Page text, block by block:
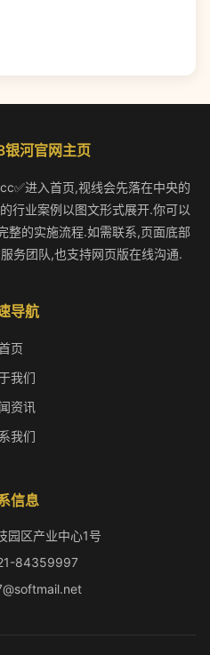
河官网主页
进入首页,视线会先落在中央的
行业案例以图文形式展开.你可以
整的实施流程.如需联系,页面底部
务团队,也支持网页版在线沟通.
导航
页
我们
资讯
我们
信息
园区产业中心1号
84359997